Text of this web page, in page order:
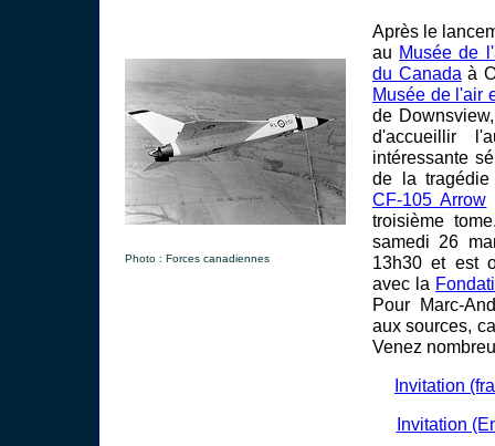
Photo : Forces canadiennes
Après le
au Musée de
du Canada à
Musée de l'air
de
d'accueillir
intéressante
de la
CF-105 Arrow
troisième
samedi 26
13h30 et est
avec la
Pour Marc-
aux sources,
Venez
Invitation
Invitation